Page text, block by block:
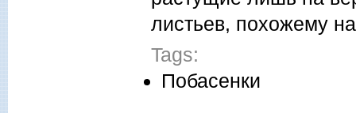
листьев, похожему
Tags:
Побасенки